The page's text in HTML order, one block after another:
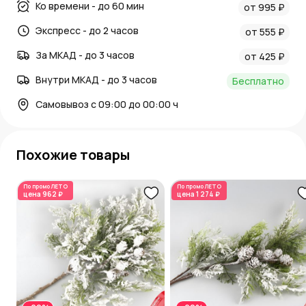
Сезонные товары, Новый год, Ветки
Ко времени - до 60 мин
от 995 ₽
Экспресс - до 2 часов
от 555 ₽
За МКАД - до 3 часов
от 425 ₽
Внутри МКАД - до 3 часов
Бесплатно
Самовывоз с 09:00 до 00:00 ч
Похожие товары
По промоЛЕТО
цена 962 ₽
По промоЛЕТО
цена 1 274 ₽